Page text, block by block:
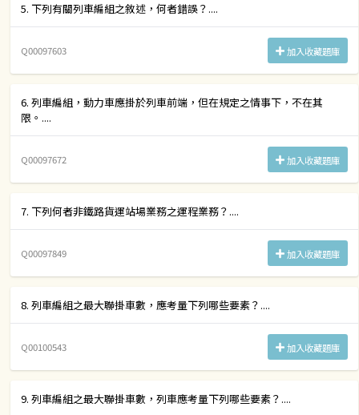
5. 下列有關列車編組之敘述，何者錯誤？....
Q00097603 加入收藏題庫
6. 列車編組，動力車應掛於列車前端，但在規定之情事下，不在其
限。....
Q00097672 加入收藏題庫
7. 下列何者非鐵路貨運站場業務之運程業務？....
Q00097849 加入收藏題庫
8. 列車編組之最大聯掛車數，應考量下列哪些要素？....
Q00100543 加入收藏題庫
9. 列車編組之最大聯掛車數，列車應考量下列哪些要素？....